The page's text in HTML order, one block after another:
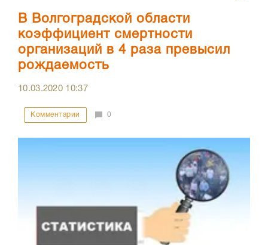
В Волгоградской области
коэффициент смертности
организаций в 4 раза превысил
рождаемость
10.03.2020 10:37
Комментарии 0